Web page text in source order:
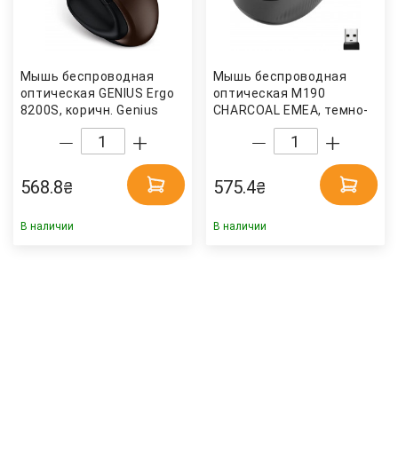
Мышь беcпроводная
оптическая GENIUS Ergo
8200S, коричн. Genius
568.8₴
В наличии
Мышь беcпроводная
оптическая M190
CHARCOAL EMEA, темно-
сер. Logitech
575.4₴
В наличии